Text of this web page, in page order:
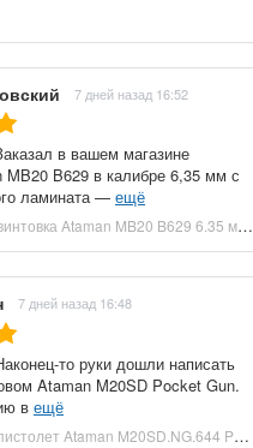
7 дней назад 16:52
в вашем магазине
MB20 B629 в калибре 6,35 мм с
ламината — ещё
Пневматическая винтовка Ataman MB20 B629 6.35 мм (редуктор, под полнотел, колба, красный ламинат) купить в Москве и СПБ, цена 153100 руб. Доставка по РФ!
7 дней назад 16:48
то руки дошли написать
Ataman M20SD Pocket Gun.
в ещё
Пневматический пистолет Ataman M20SD.NG.644 Pocket Gun 6.35 мм (приклад, полнотел, бук, зеленый) купить в Москве и СПБ, цена 130000 руб. Доставка по РФ!